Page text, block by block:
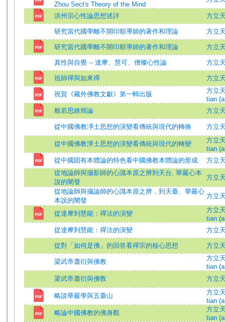
Zhou Sect's Theory of the Mind
洪州宗心性論思想述評 方立
研究當代國學離不開印順導師的著作和理論 方立
研究當代國學離不開印順導師的著作和理論 方立
真性與自覺 -- 達摩、慧可、僧璨心性論 方立
祖師禪與如來禪 方立
祝賀《藏外佛教文獻》第一輯出版
方立
tian
般若思維簡論
方立
從中國佛教凈土思想的演變看傳統與現代的轉換 方立
從中國佛教淨土思想的演變看傳統與現代的轉變
方立
tian
從中國固有本體論的特色看中國佛教本體論的形成
方立
從地論師與攝影師的心識本原之辨到天台, 華嚴心本
說的闡發
方立
從地論師與攝論師的心識本原之辨，到天臺、華嚴心
本說的闡發
方立
從達摩到慧能：禪法的演變
方立
tian
從達摩到慧能：禪法的演變
方立
從對「如何是佛」的回答看禪宗的核心思想 方立
梁武帝蕭衍與佛教
方立
tian
梁武帝蕭衍與佛敎
方立
略談華嚴學與五臺山
方立
tian
略論中國佛教的佛身觀
方立
tian